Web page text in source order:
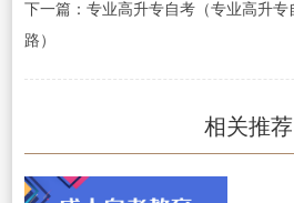
下一篇：专业高升专自考（专业高升专
路）
相关推荐